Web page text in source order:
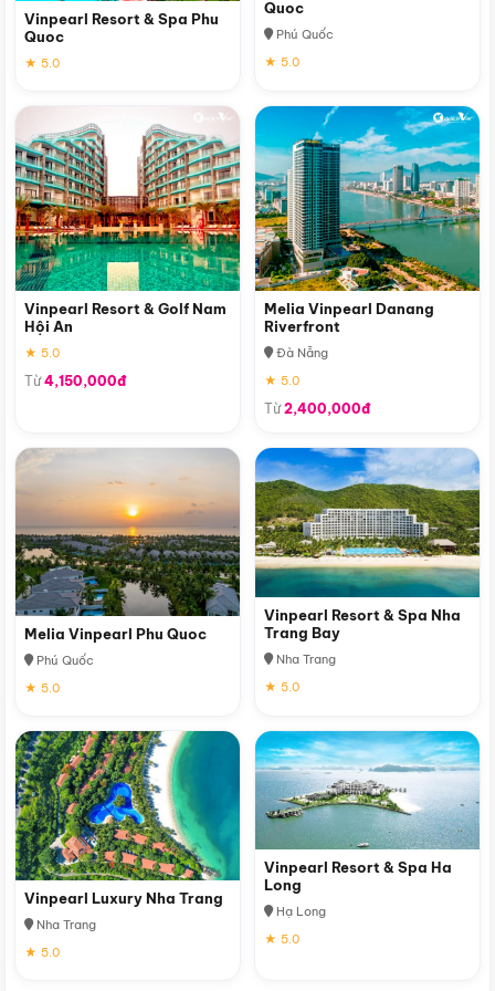
Vinpearl Resort & Spa Phu
Quoc
★ 5.0
Quoc
Phú Quốc
★ 5.0
Vinpearl Resort & Golf Nam
Hội An
★ 5.0
Từ4,150,000đ
Melia Vinpearl Danang
Riverfront
Đà Nẵng
★ 5.0
Từ2,400,000đ
Melia Vinpearl Phu Quoc
Phú Quốc
★ 5.0
Vinpearl Resort & Spa Nha
Trang Bay
Nha Trang
★ 5.0
Vinpearl Luxury Nha Trang
Nha Trang
★ 5.0
Vinpearl Resort & Spa Ha
Long
Hạ Long
★ 5.0